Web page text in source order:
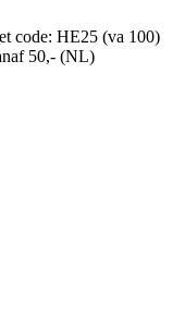
code: HE25 (va 100)
50,- (NL)